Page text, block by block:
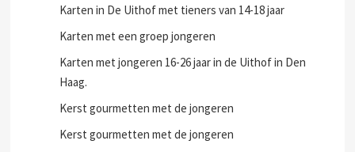
Karten in De Uithof met tieners van 14-18 jaar
Karten met een groep jongeren
Karten met jongeren 16-26 jaar in de Uithof in Den
Haag.
Kerst gourmetten met de jongeren
Kerst gourmetten met de jongeren